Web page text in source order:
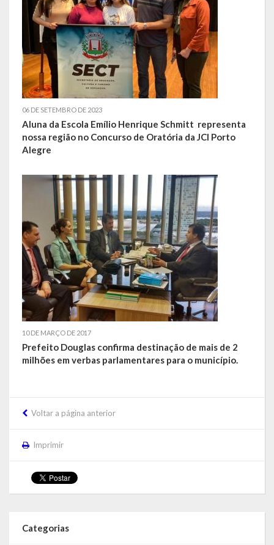
Concurso | Processo Seletivo | COMDICA | Audiência Pública
Orçamento Anual
Legislação
Portarias | Atos Administrativos
Aluno | Discente
Saneamento Básico
Execução do Orçamento
Gestão Fiscal
RPPS – Regime Próprio de Previdência do Servidor
RREO
Balanço Anual
Parecer Prévio TCE
Prestação de Contas
Editais de Licitações (2014-2024)
Portal da Transparência
SIC -Serviço de Informação do Cidadão
Folha de Pagamento
Demonstrativo de Receitas e Despesas
Contratos e Aditivos
06 DE SETEMBRO DE 2023
Aluna da Escola Emílio Henrique Schmitt representa
nossa região no Concurso de Oratória da JCI Porto
Alegre
10 DE MARÇO DE 2017
Prefeito Douglas confirma destinação de mais de 2
milhões em verbas parlamentares para o município.
Voltar a página anterior
Imprimir
Categorias